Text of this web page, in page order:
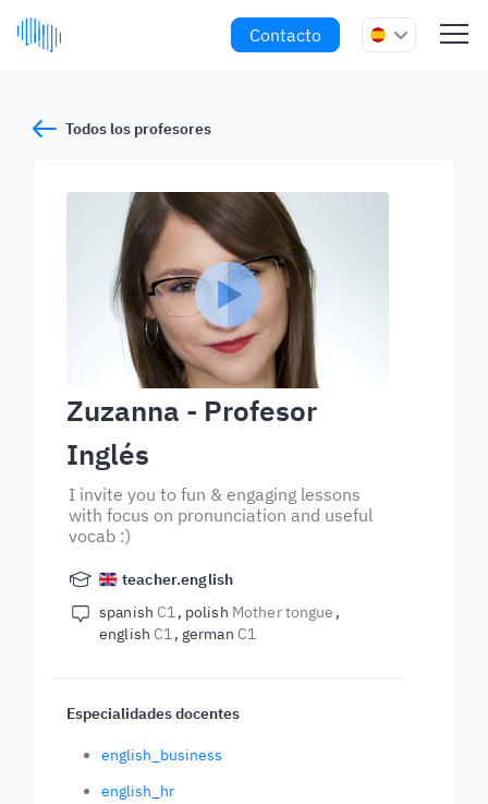
Contacto
Todos los profesores
Zuzanna - Profesor
Inglés
I invite you to fun & engaging lessons
with focus on pronunciation and useful
vocab :)
teacher.english
spanish C1 polish Mother tongue
english C1 german C1
Especialidades docentes
english_business
english_hr